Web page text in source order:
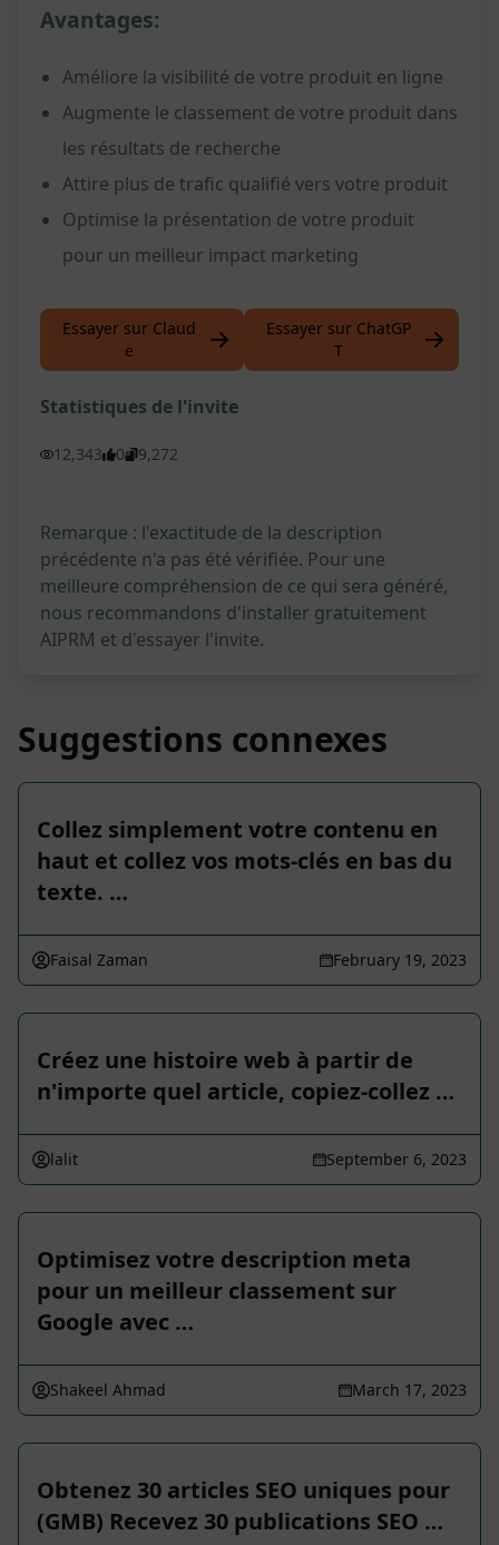
Avantages:
Améliore la visibilité de votre produit en ligne
Augmente le classement de votre produit dans
les résultats de recherche
Attire plus de trafic qualifié vers votre produit
Optimise la présentation de votre produit
pour un meilleur impact marketing
Essayer sur Claud
e
Essayer sur ChatGP
T
Statistiques de l'invite
12,343 0 9,272
Remarque : l'exactitude de la description
précédente n'a pas été vérifiée. Pour une
meilleure compréhension de ce qui sera généré,
nous recommandons d'installer gratuitement
AIPRM et d'essayer l'invite.
Suggestions connexes
Collez simplement votre contenu en
haut et collez vos mots-clés en bas du
texte. …
Faisal Zaman February 19, 2023
Créez une histoire web à partir de
n'importe quel article, copiez-collez …
lalit September 6, 2023
Optimisez votre description meta
pour un meilleur classement sur
Google avec …
Shakeel Ahmad March 17, 2023
Obtenez 30 articles SEO uniques pour
(GMB) Recevez 30 publications SEO …